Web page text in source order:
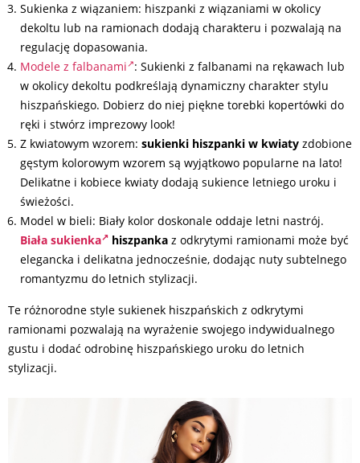
Sukienka z wiązaniem: hiszpanki z wiązaniami w okolicy
dekoltu lub na ramionach dodają charakteru i pozwalają na
regulację dopasowania.
Modele z falbanami : Sukienki z falbanami na rękawach lub
w okolicy dekoltu podkreślają dynamiczny charakter stylu
hiszpańskiego. Dobierz do niej piękne torebki kopertówki do
ręki i stwórz imprezowy look!
Z kwiatowym wzorem: sukienki hiszpanki w kwiaty zdobione
gęstym kolorowym wzorem są wyjątkowo popularne na lato!
Delikatne i kobiece kwiaty dodają sukience letniego uroku i
świeżości.
Model w bieli: Biały kolor doskonale oddaje letni nastrój.
Biała sukienka
hiszpanka z odkrytymi ramionami może być
elegancka i delikatna jednocześnie, dodając nuty subtelnego
romantyzmu do letnich stylizacji.
Te różnorodne style sukienek hiszpańskich z odkrytymi
ramionami pozwalają na wyrażenie swojego indywidualnego
gustu i dodać odrobinę hiszpańskiego uroku do letnich
stylizacji.